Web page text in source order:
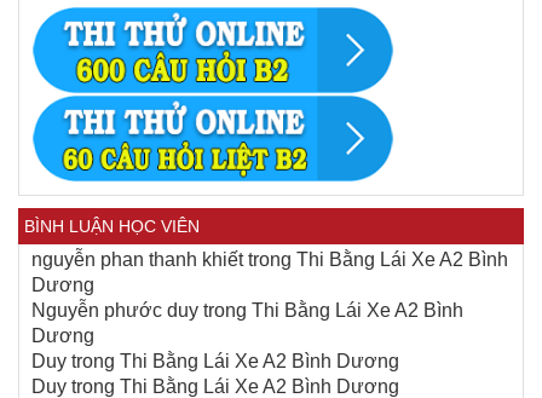
BÌNH LUẬN HỌC VIÊN
nguyễn phan thanh khiếttrong Thi Bằng Lái Xe A2 Bình
Dương
Nguyễn phước duy trong Thi Bằng Lái Xe A2 Bình
Dương
Duy trong Thi Bằng Lái Xe A2 Bình Dương
Duy trong Thi Bằng Lái Xe A2 Bình Dương